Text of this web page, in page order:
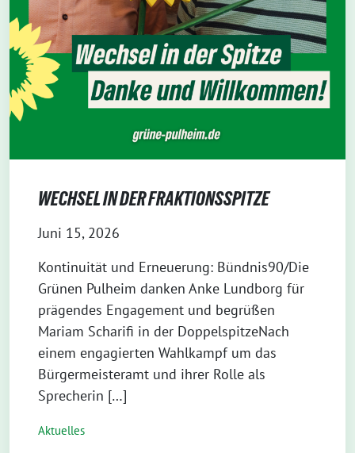
WECHSEL IN DER FRAKTIONSSPITZE
Juni 15, 2026
Kontinuität und Erneuerung: Bündnis90/Die
Grünen Pulheim danken Anke Lundborg für
prägendes Engagement und begrüßen
Mariam Scharifi in der DoppelspitzeNach
einem engagierten Wahlkampf um das
Bürgermeisteramt und ihrer Rolle als
Sprecherin […]
Aktuelles